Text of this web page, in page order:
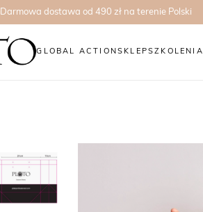
Darmowa dostawa od 490 zł na terenie Polski
GLOBAL ACTIONSKLEPSZKOLENIA